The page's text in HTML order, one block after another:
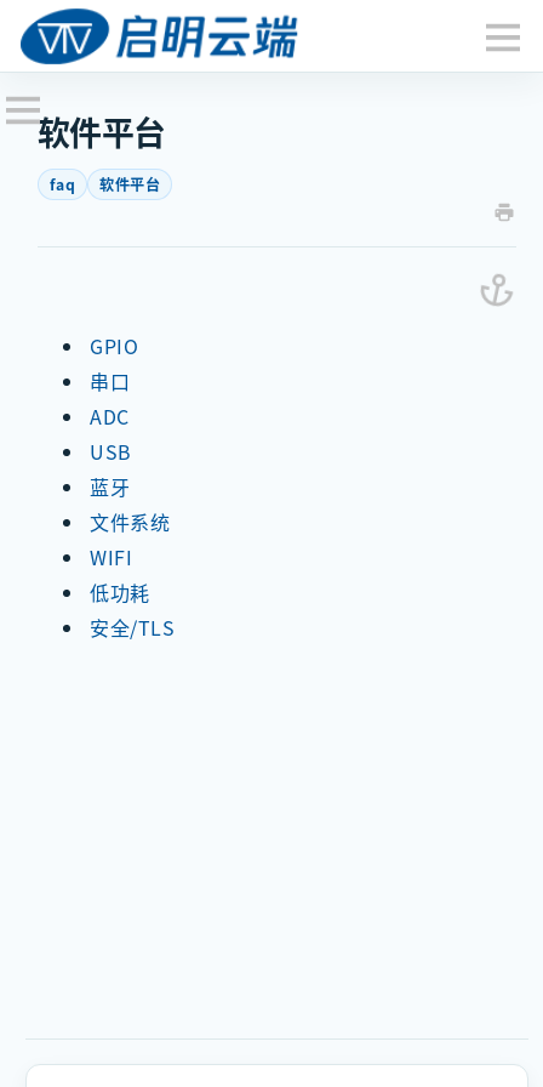
软件平台
faq 软件平台
GPIO
串口
ADC
USB
蓝牙
文件系统
WIFI
低功耗
安全/TLS